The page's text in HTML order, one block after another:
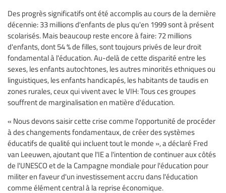
Des progrès significatifs ont été accomplis au cours de la dernière
décennie: 33 millions d'enfants de plus qu'en 1999 sont à présent
scolarisés. Mais beaucoup reste encore à faire: 72 millions
d'enfants, dont 54 % de filles, sont toujours privés de leur droit
fondamental à l'éducation. Au-delà de cette disparité entre les
sexes, les enfants autochtones, les autres minorités ethniques ou
linguistiques, les enfants handicapés, les habitants de taudis en
zones rurales, ceux qui vivent avec le VIH: Tous ces groupes
souffrent de marginalisation en matière d'éducation.
« Nous devons saisir cette crise comme l'opportunité de procéder
à des changements fondamentaux, de créer des systèmes
éducatifs de qualité qui incluent tout le monde », a déclaré Fred
van Leeuwen, ajoutant que l'IE a l'intention de continuer aux côtés
de l'UNESCO et de la Campagne mondiale pour l'éducation pour
militer en faveur d'un investissement accru dans l'éducation
comme élément central à la reprise économique.